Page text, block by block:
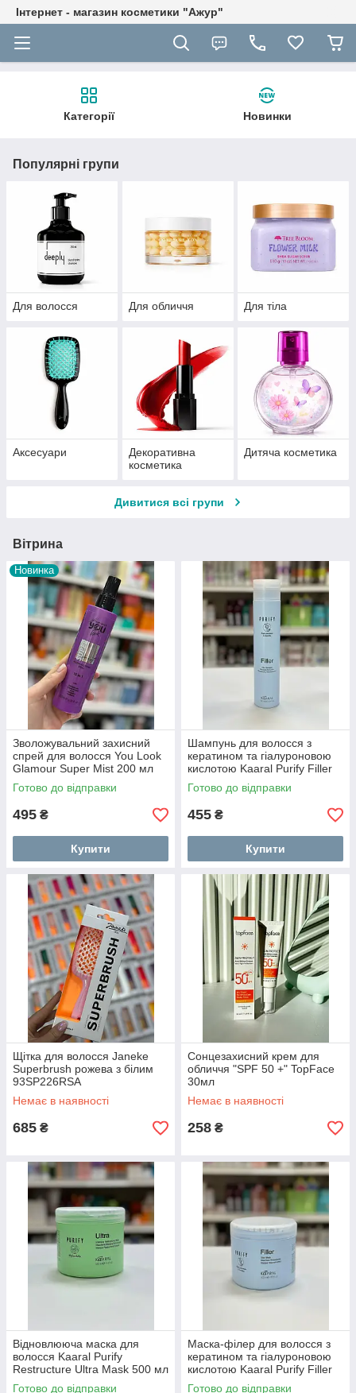
Інтернет - магазин косметики "Ажур"
Категорії Новинки
Популярні групи
Для волосся Для обличчя Для тіла
Аксесуари
Декоративна
косметика
Дитяча косметика
Дивитися всі групи
Вітрина
Новинка
Зволожувальний захисний
спрей для волосся You Look
Glamour Super Mist 200 мл
Готово до відправки
495 ₴
Купити
Шампунь для волосся з
кератином та гіалуроновою
кислотою Kaaral Purify Filler
Filler Shampoo 300мл
Готово до відправки
455 ₴
Купити
Щітка для волосся Janeke
Superbrush рожева з білим
93SP226RSA
Немає в наявності
685 ₴
Сонцезахисний крем для
обличчя "SPF 50 +" TopFace
30мл
Немає в наявності
258 ₴
Відновлююча маска для
волосся Kaaral Purify
Restructure Ultra Mask 500 мл
Готово до відправки
Маска-філер для волосся з
кератином та гіалуроновою
кислотою Kaaral Purify Filler
Mask 500мл
Готово до відправки